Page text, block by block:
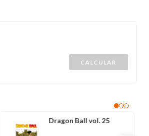
Dragon Ball vol. 25